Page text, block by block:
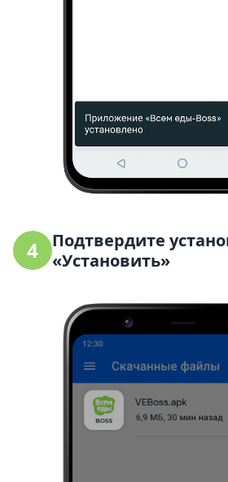
4
Подтвердите
«Установить»